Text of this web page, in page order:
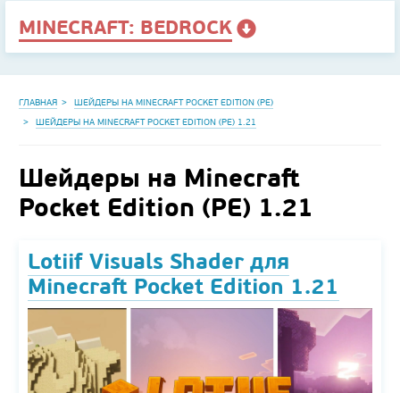
MINECRAFT: BEDROCK
ГЛАВНАЯ
ШЕЙДЕРЫ НА MINECRAFT POCKET EDITION (PE)
ШЕЙДЕРЫ НА MINECRAFT POCKET EDITION (PE) 1.21
Шейдеры на Minecraft
Pocket Edition (PE) 1.21
Lotiif Visuals Shader для
Minecraft Pocket Edition 1.21